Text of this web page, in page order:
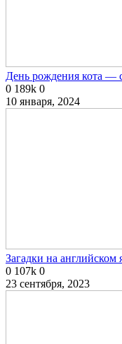
День рождения кота —
0 189k 0
10 января, 2024
Загадки на
0 107k 0
23 сентября, 2023